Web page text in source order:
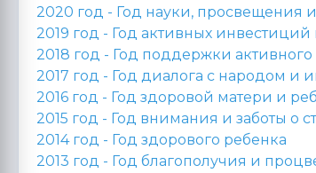
2020 год - Год науки, просвещения
2019 год - Год активных инвестиций
2018 год - Год поддержки
2017 год - Год диалога с народом и
2016 год - Год здоровой матери и
2015 год - Год внимания и заботы о
2014 год - Год здорового ребенка
2013 год - Год благополучия и